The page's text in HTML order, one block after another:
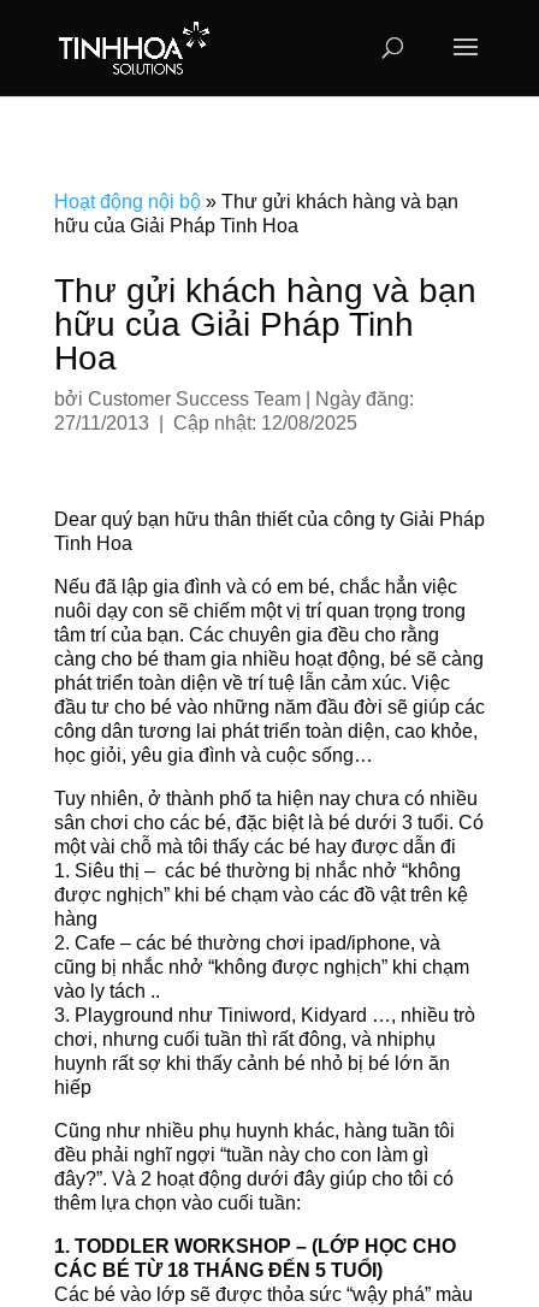
Hoạt động nội bộ» Thư gửi khách hàng và bạn
hữu của Giải Pháp Tinh Hoa
Thư gửi khách hàng và bạn
hữu của Giải Pháp Tinh
Hoa
bởi Customer Success Team|
Ngày đăng:
27/11/2013 | Cập nhật: 12/08/2025
Dear quý bạn hữu thân thiết của công ty Giải Pháp
Tinh Hoa
Nếu đã lập gia đình và có em bé, chắc hẳn việc
nuôi dạy con sẽ chiếm một vị trí quan trọng trong
tâm trí của bạn. Các chuyên gia đều cho rằng
càng cho bé tham gia nhiều hoạt động, bé sẽ càng
phát triển toàn diện về trí tuệ lẫn cảm xúc. Việc
đầu tư cho bé vào những năm đầu đời sẽ giúp các
công dân tương lai phát triển toàn diện, cao khỏe,
học giỏi, yêu gia đình và cuộc sống…
Tuy nhiên, ở thành phố ta hiện nay chưa có nhiều
sân chơi cho các bé, đặc biệt là bé dưới 3 tuổi. Có
một vài chỗ mà tôi thấy các bé hay được dẫn đi
1. Siêu thị – các bé thường bị nhắc nhở “không
được nghịch” khi bé chạm vào các đồ vật trên kệ
hàng
2. Cafe – các bé thường chơi ipad/iphone, và
cũng bị nhắc nhở “không được nghịch” khi chạm
vào ly tách ..
3. Playground như Tiniword, Kidyard …, nhiều trò
chơi, nhưng cuối tuần thì rất đông, và nhiphụ
huynh rất sợ khi thấy cảnh bé nhỏ bị bé lớn ăn
hiếp
Cũng như nhiều phụ huynh khác, hàng tuần tôi
đều phải nghĩ ngợi “tuần này cho con làm gì
đây?”. Và 2 hoạt động dưới đây giúp cho tôi có
thêm lựa chọn vào cuối tuần:
1. TODDLER WORKSHOP – (LỚP HỌC CHO
CÁC BÉ TỪ 18 THÁNG ĐẾN 5 TUỔI)
Các bé vào lớp sẽ được thỏa sức “wậy phá” màu